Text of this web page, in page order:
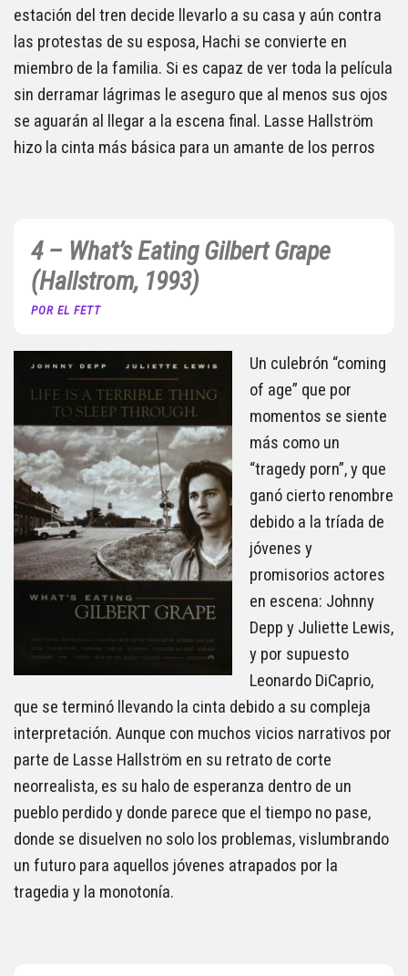
estación del tren decide llevarlo a su casa y aún contra
las protestas de su esposa, Hachi se convierte en
miembro de la familia. Si es capaz de ver toda la película
sin derramar lágrimas le aseguro que al menos sus ojos
se aguarán al llegar a la escena final. Lasse Hallström
hizo la cinta más básica para un amante de los perros
4 – What’s Eating Gilbert Grape
(Hallstrom, 1993)
POR EL FETT
Un culebrón “coming
of age” que por
momentos se siente
más como un
“tragedy porn”, y que
ganó cierto renombre
debido a la tríada de
jóvenes y
promisorios actores
en escena: Johnny
Depp y Juliette Lewis,
y por supuesto
Leonardo DiCaprio,
que se terminó llevando la cinta debido a su compleja
interpretación. Aunque con muchos vicios narrativos por
parte de Lasse Hallström en su retrato de corte
neorrealista, es su halo de esperanza dentro de un
pueblo perdido y donde parece que el tiempo no pase,
donde se disuelven no solo los problemas, vislumbrando
un futuro para aquellos jóvenes atrapados por la
tragedia y la monotonía.